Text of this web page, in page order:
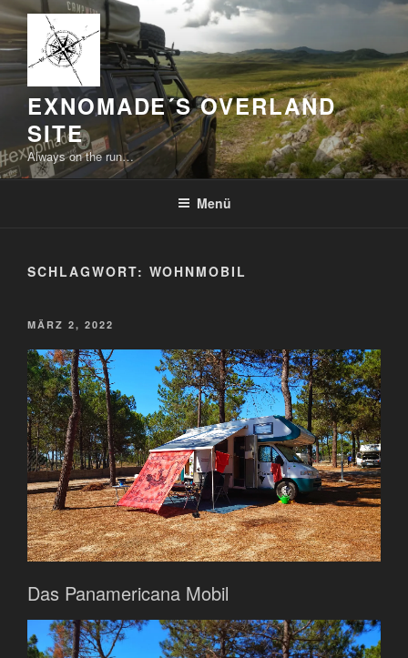
Zum
Inhalt
springen
EXNOMADE´S OVERLAND
SITE
Always on the run…
Menü
SCHLAGWORT: WOHNMOBIL
VERÖFFENTLICHT
MÄRZ 2, 2022
Das Panamericana Mobil